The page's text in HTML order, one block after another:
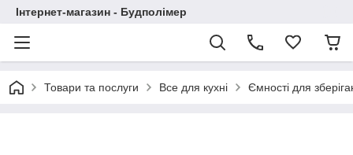
Інтернет-магазин - Будполімер
Товари та послуги Все для кухні Ємності для